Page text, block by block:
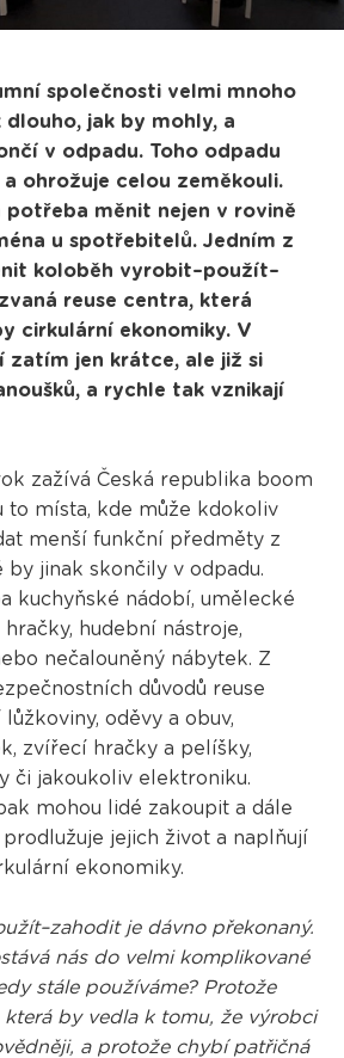
společnosti velmi mnoho
jak by mohly, a
v odpadu. Toho odpadu
ohrožuje celou zeměkouli.
potřeba měnit nejen v rovině
u spotřebitelů. Jedním z
koloběh vyrobit–použít–
reuse centra, která
cirkulární ekonomiky. V
zatím jen krátce, ale již si
a rychle tak vznikají
zažívá Česká republika boom
to místa, kde může kdokoliv
menší funkční předměty z
by jinak skončily v odpadu.
kuchyňské nádobí, umělecké
hudební nástroje,
nečalouněný nábytek. Z
důvodů reuse
oděvy a obuv,
zvířecí hračky a pelíšky,
či jakoukoliv elektroniku.
mohou lidé zakoupit a dále
jejich život a naplňují
ekonomiky.
je dávno překonaný.
nás do velmi komplikované
stále používáme? Protože
která by vedla k tomu, že výrobci
a protože chybí patřičná